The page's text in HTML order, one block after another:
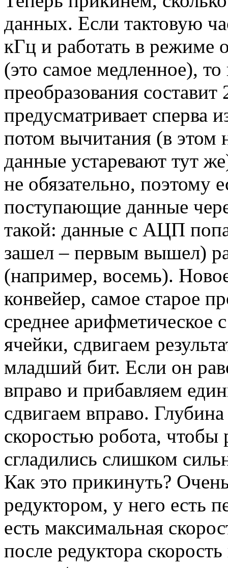
данных. Если тактовую
кГц и работать в режиме
(это самое медленное),
преобразования
предусматривает сперва
потом вычитания (в этом
данные устаревают тут
не обязательно, поэтому
поступающие данные
такой: данные с АЦП
зашел – первым вышел)
(например, восемь).
конвейер, самое старое
среднее арифметическое
ячейки, сдвигаем
младший бит. Если он
вправо и прибавляем
сдвигаем вправо.
скоростью робота, чтобы
сгладились слишком
Как это прикинуть?
редуктором, у него есть
есть максимальная
после редуктора